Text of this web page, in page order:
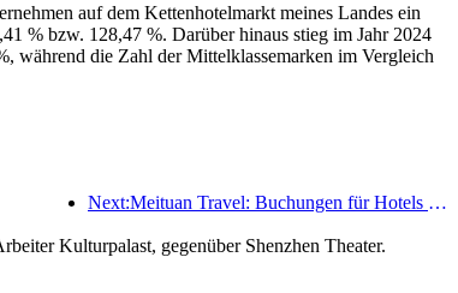
auf dem Kettenhotelmarkt meines Landes ein
% bzw. 128,47 %. Darüber hinaus stieg im Jahr 2024
während die Zahl der Mittelklassemarken im Vergleich
Next:Meituan Travel: Buchungen für Hotels mit hohen Sternen in Landkreisen während des Drachenbootfestes sind heiß, wobei Familien mit Kindern die Hauptkraft sind
Kulturpalast, gegenüber Shenzhen Theater.